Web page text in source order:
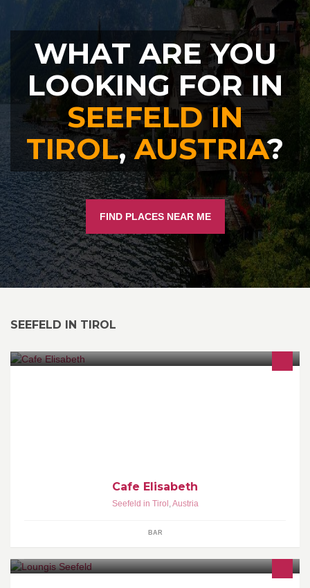
WHAT ARE YOU
LOOKING FOR IN
SEEFELD IN
TIROL,AUSTRIA?
FIND PLACES NEAR ME
SEEFELD IN TIROL
Cafe Elisabeth
Seefeld in Tirol ,Austria
BAR